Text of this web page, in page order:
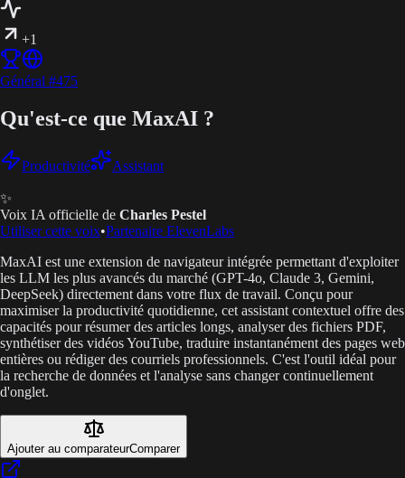
+1
Général #475
Qu'est-ce que MaxAI ?
Productivité Assistant
✨
Voix IA officielle de Charles Pestel
Utiliser cette voix•Partenaire ElevenLabs
MaxAI est une extension de navigateur intégrée permettant d'exploiter
les LLM les plus avancés du marché (GPT-4o, Claude 3, Gemini,
DeepSeek) directement dans votre flux de travail. Conçu pour
maximiser la productivité quotidienne, cet assistant contextuel offre des
capacités pour résumer des articles longs, analyser des fichiers PDF,
synthétiser des vidéos YouTube, traduire instantanément des pages web
entières ou rédiger des courriels professionnels. C'est l'outil idéal pour
la recherche de données et l'analyse sans changer continuellement
d'onglet.
Ajouter au comparateurComparer